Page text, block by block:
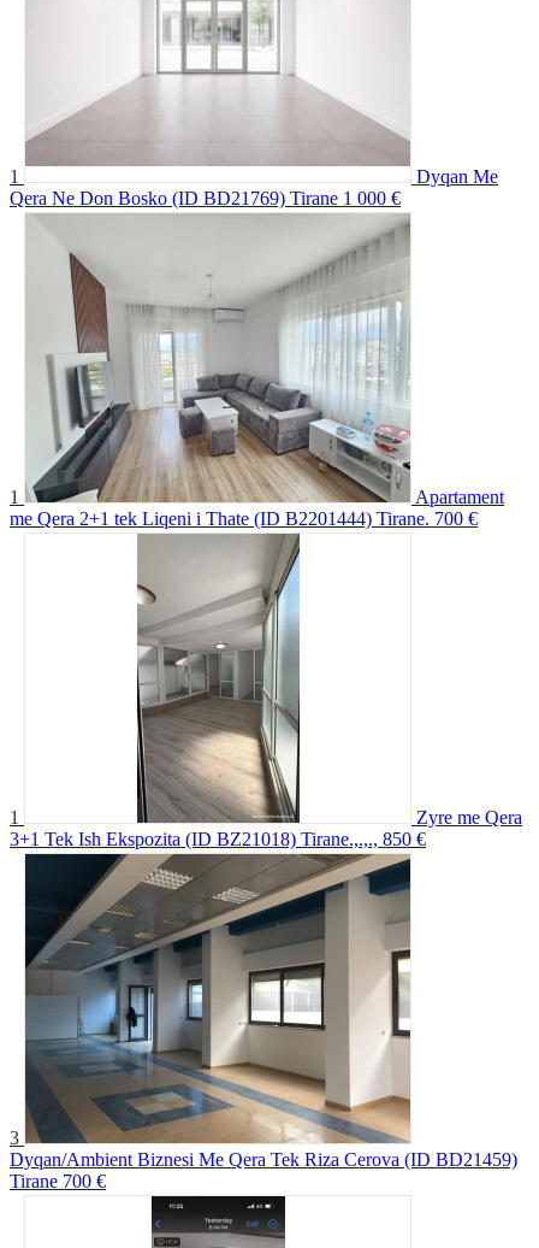
1
Dyqan Me
Qera Ne Don Bosko (ID BD21769) Tirane 1 000 €
1
Apartament
me Qera 2+1 tek Liqeni i Thate (ID B2201444) Tirane. 700 €
1
Zyre me Qera
3+1 Tek Ish Ekspozita (ID BZ21018) Tirane.,.,., 850 €
3
Dyqan/Ambient Biznesi Me Qera Tek Riza Cerova (ID BD21459)
Tirane 700 €